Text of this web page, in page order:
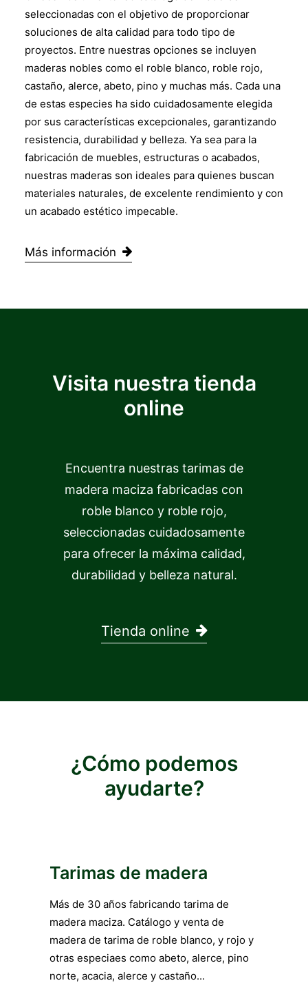
seleccionadas con el objetivo de proporcionar
soluciones de alta calidad para todo tipo de
proyectos. Entre nuestras opciones se incluyen
maderas nobles como el roble blanco, roble rojo,
castaño, alerce, abeto, pino y muchas más. Cada una
de estas especies ha sido cuidadosamente elegida
por sus características excepcionales, garantizando
resistencia, durabilidad y belleza. Ya sea para la
fabricación de muebles, estructuras o acabados,
nuestras maderas son ideales para quienes buscan
materiales naturales, de excelente rendimiento y con
un acabado estético impecable.
Más información
Visita nuestra tienda
online
Encuentra nuestras tarimas de
madera maciza fabricadas con
roble blanco y roble rojo,
seleccionadas cuidadosamente
para ofrecer la máxima calidad,
durabilidad y belleza natural.
Tienda online
¿Cómo podemos
ayudarte?
Tarimas de madera
Más de 30 años fabricando tarima de
madera maciza. Catálogo y venta de
madera de tarima de roble blanco, y rojo y
otras especiaes como abeto, alerce, pino
norte, acacia, alerce y castaño...